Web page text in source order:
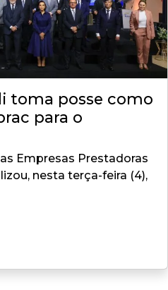
toma posse como
para o
Empresas Prestadoras
nesta terça-feira (4),